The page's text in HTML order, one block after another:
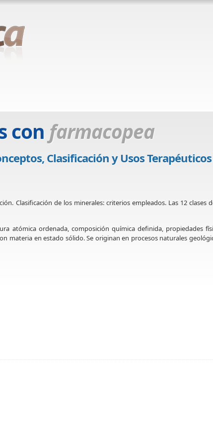
con farmacopea
Clasificación y Usos Terapéuticos
Clasificación de los minerales: criterios empleados. Las 12 clases
atómica ordenada, composición química definida, propiedades
materia en estado sólido. Se originan en procesos naturales